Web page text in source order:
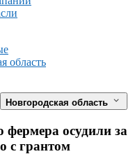
область
Новгородская область
фермера осудили за
с грантом